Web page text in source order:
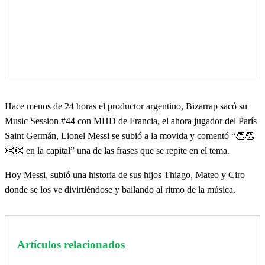
Hace menos de 24 horas el productor argentino, Bizarrap sacó su
Music Session #44 con MHD de Francia, el ahora jugador del París
Saint Germán, Lionel Messi se subió a la movida y comentó “👏👏
👏👏 en la capital” una de las frases que se repite en el tema.
Hoy Messi, subió una historia de sus hijos Thiago, Mateo y Ciro
donde se los ve divirtiéndose y bailando al ritmo de la música.
Artículos relacionados